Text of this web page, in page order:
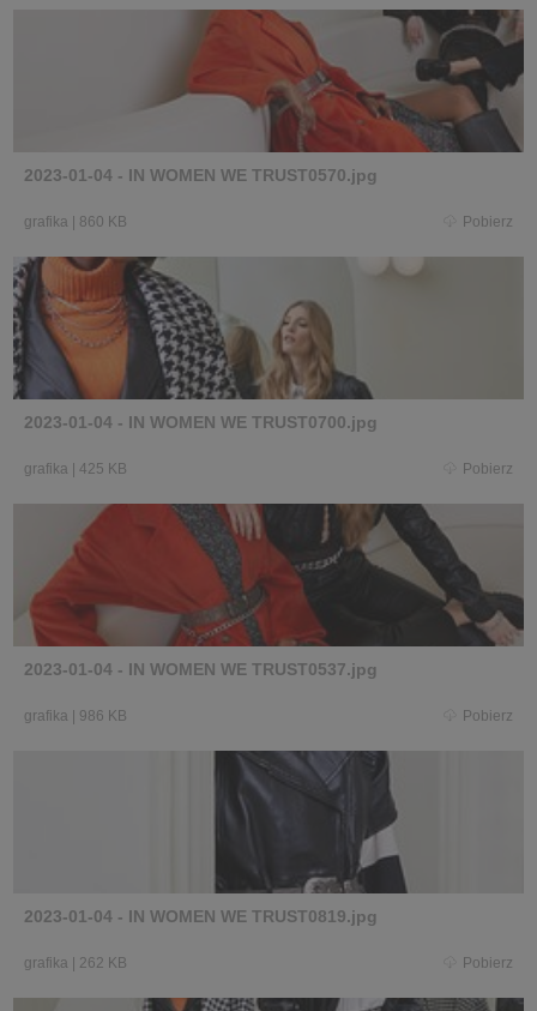
2023-01-04 - IN WOMEN WE TRUST0570.jpg
grafika 860 KB Pobierz
2023-01-04 - IN WOMEN WE TRUST0700.jpg
grafika 425 KB Pobierz
2023-01-04 - IN WOMEN WE TRUST0537.jpg
grafika 986 KB Pobierz
2023-01-04 - IN WOMEN WE TRUST0819.jpg
grafika 262 KB Pobierz